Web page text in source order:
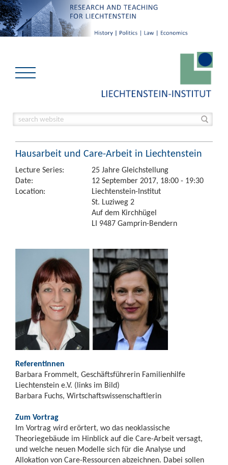
Hausarbeit und Care-Arbeit in Liechtenstein
Lecture Series:
25 Jahre Gleichstellung
Date:
12 September 2017, 18:00 - 19:30
Location:
Liechtenstein-Institut
St. Luziweg 2
Auf dem Kirchhügel
LI 9487 Gamprin-Bendern
Referentinnen
Barbara Frommelt, Geschäftsführerin Familienhilfe
Liechtenstein e.V. (links im Bild)
Barbara Fuchs, Wirtschaftswissenschaftlerin
Zum Vortrag
Im Vortrag wird erörtert, wo das neoklassische
Theoriegebäude im Hinblick auf die Care-Arbeit versagt,
und welche neuen Modelle sich für die Analyse und
Allokation von Care-Ressourcen abzeichnen. Dabei sollen